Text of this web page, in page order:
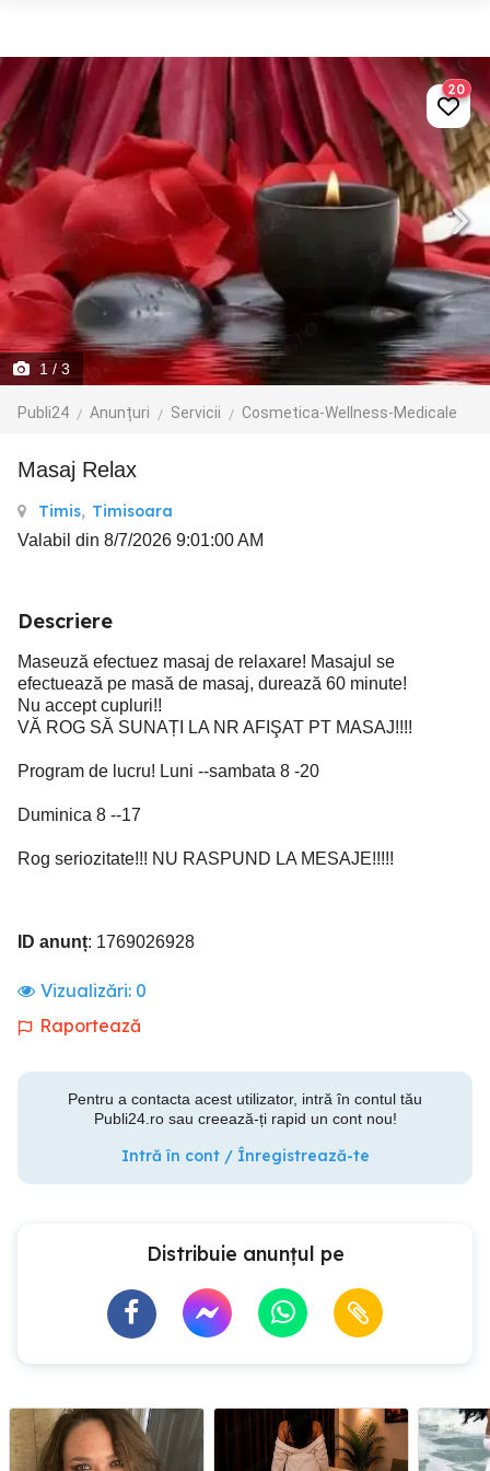
1 / 3
Publi24 Anunțuri Servicii Cosmetica-Wellness-Medicale
20
Masaj Relax
Timis, Timisoara
Valabil din 8/7/2026 9:01:00 AM
Descriere
Maseuză efectuez masaj de relaxare! Masajul se
efectuează pe masă de masaj, durează 60 minute!
Nu accept cupluri!!
VĂ ROG SĂ SUNAȚI LA NR AFIŞAT PT MASAJ!!!!
Program de lucru! Luni --sambata 8 -20
Duminica 8 --17
Rog seriozitate!!! NU RASPUND LA MESAJE!!!!!
ID anunț: 1769026928
Vizualizări: 0
Raportează
Pentru a contacta acest utilizator, intră în contul tău
Publi24.ro sau creează-ți rapid un cont nou!
Intră în cont / Înregistrează-te
Distribuie anunțul pe